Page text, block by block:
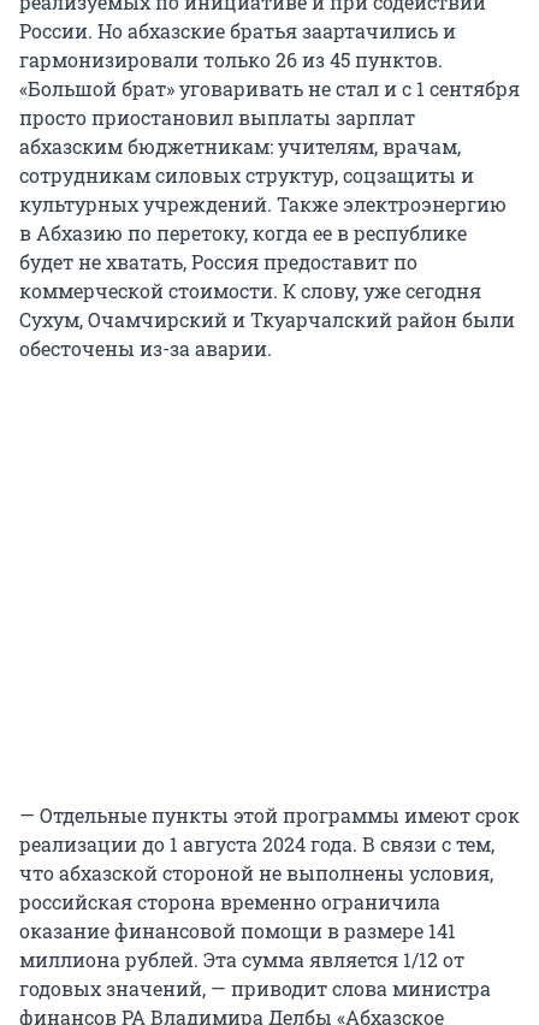
России. Но абхазские братья заартачились и
гармонизировали только 26 из 45 пунктов.
«Большой брат» уговаривать не стал и с 1 сентября
просто приостановил выплаты зарплат
абхазским бюджетникам: учителям, врачам,
сотрудникам силовых структур, соцзащиты и
культурных учреждений. Также электроэнергию
в Абхазию по перетоку, когда ее в республике
будет не хватать, Россия предоставит по
коммерческой стоимости. К слову, уже сегодня
Сухум, Очамчирский и Ткуарчалский район были
обесточены из-за аварии.
— Отдельные пункты этой программы имеют срок
реализации до 1 августа 2024 года. В связи с тем,
что абхазской стороной не выполнены условия,
российская сторона временно ограничила
оказание финансовой помощи в размере 141
миллиона рублей. Эта сумма является 1/12 от
годовых значений, — приводит слова министра
финансов РА Владимира Делбы «Абхазское